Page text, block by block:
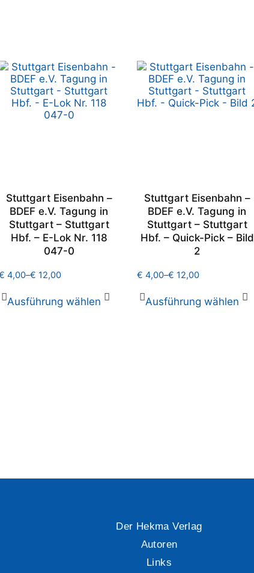
Stuttgart Eisenbahn –
BDEF e.V. Tagung in
Stuttgart – Stuttgart
Hbf. – E-Lok Nr. 118
047-0
4,00–€ 12,00
Ausführung wählen
Stuttgart Eisenbahn –
BDEF e.V. Tagung in
Stuttgart – Stuttgart
Hbf. – Quick-Pick – Bild
2
€ 4,00–€ 12,00
Ausführung wählen
Der Hekma Verlag
Autoren
Links